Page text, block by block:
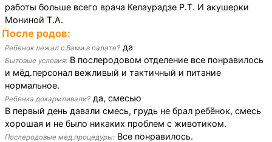
работы больше всего врача Келаурадзе Р.Т. И акушерки
Мониной Т.А.
После родов:
Ребенок лежал с Вами в палате? да
Бытовые условия: В послеродовом отделение все понравилось
и мёд.персонал вежливый и тактичный и питание
нормальное.
Ребенка докармливали? да, смесью
В первый день давали смесь, грудь не брал ребёнок, смесь
хорошая и не было никаких проблем с животиком.
Послеродовые мед.процедуры: Все понравилось.